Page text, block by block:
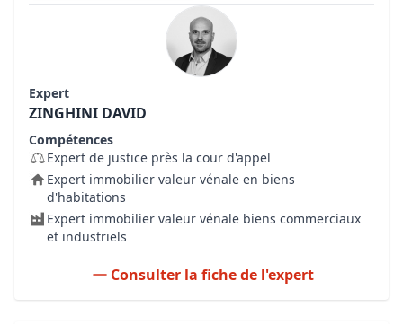
Expert
ZINGHINI DAVID
Compétences
Expert de justice près la cour d'appel
Expert immobilier valeur vénale en biens
d'habitations
Expert immobilier valeur vénale biens commerciaux
et industriels
Consulter la fiche de l'expert